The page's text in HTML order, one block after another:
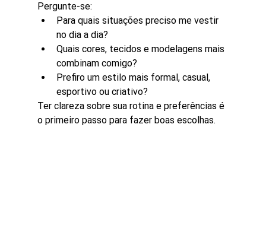
Pergunte-se:
Para quais situações preciso me vestir
no dia a dia?
Quais cores, tecidos e modelagens mais
combinam comigo?
Prefiro um estilo mais formal, casual,
esportivo ou criativo?
Ter clareza sobre sua rotina e preferências é
o primeiro passo para fazer boas escolhas.